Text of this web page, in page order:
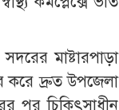
মাষ্টারপাড়া
করে দ্রুত উপজেলা
পর চিকিৎসাধীন